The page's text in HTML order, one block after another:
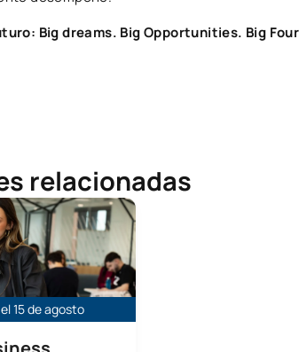
Big dreams. Big Opportunities. Big
relacionadas
15 de agosto